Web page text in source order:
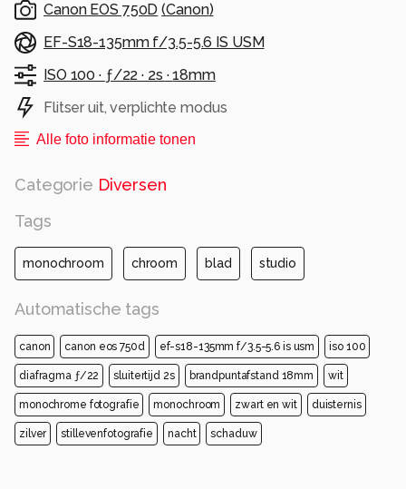
Canon EOS 750D (Canon)
EF-S18-135mm f/3.5-5.6 IS USM
ISO 100 · ƒ/22 · 2s ·18mm
Flitser uit, verplichte modus
Alle foto informatie tonen
Categorie Diversen
Tags
monochroom chroom blad studio
Automatische tags
canon canon eos 750d ef-s18-135mm f/3.5-5.6 is usm iso 100
diafragma ƒ/22 sluitertijd 2s brandpuntafstand 18mm wit
monochrome fotografie monochroom zwart en wit duisternis
zilver stillevenfotografie nacht schaduw